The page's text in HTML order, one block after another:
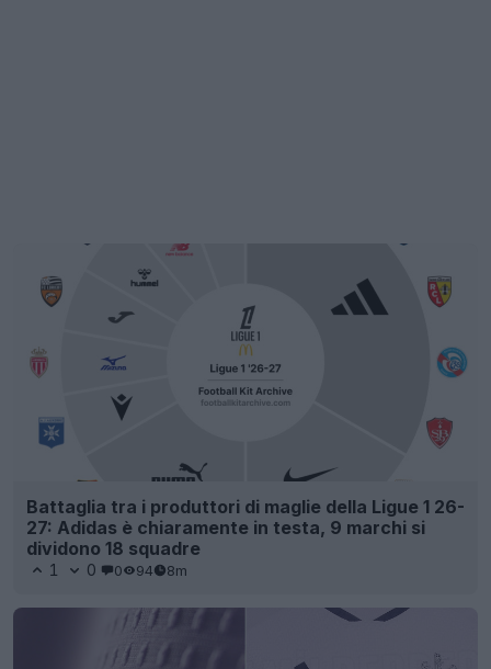
Battaglia tra i produttori di maglie della Ligue 1 26-
27: Adidas è chiaramente in testa, 9 marchi si
dividono 18 squadre
1 0 0 94 8m